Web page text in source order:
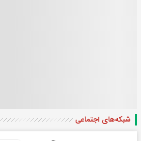
شبکه‌های اجتماعی